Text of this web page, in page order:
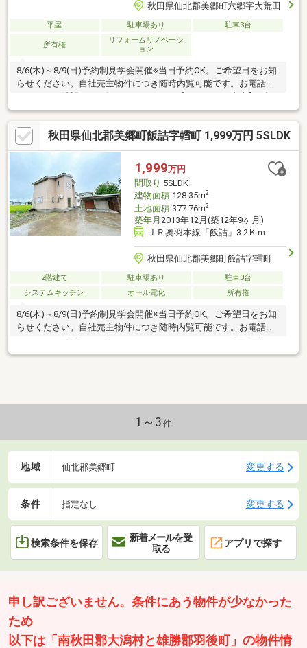
秋田県仙北郡美郷町六郷字大荒田
平屋 駐車場あり 駐車3台
所有権
リフォームリノベーシ
ョン
8/6(木)～8/9(日)予約制見学会開催※当日予約OK。ご希望日をお知
らせください。自社売主物件につき随時内覧可能です。お電話か
装工事システムキッチン交換、クッションフロア張替え、クリー
ニング、漏電点検、設備点検、雨漏り点検、漏水点検【おすすめ
ポイント】・雨漏り、構造上主要な部分の欠陥や・腐食、給排水
管の故障や漏水についてお引渡しより２年間保証・シロアリ防除
工事施工後5年間保証・返済額や融資可能額など、お客様のご希望
にあわせてご提案。住宅ローンが初めての方でもお気軽にご相談
ください【周辺施設】・町立六
秋田県仙北郡美郷町飯詰字轌町 1,999万円 5SLDK
1,999万円
間取り 5SLDK
建物面積128.35m2
土地面積377.76m2
築年月 2013年12月(築12年9ヶ月)
ＪＲ奥羽本線「飯詰」3.2Ｋｍ
秋田県仙北郡美郷町飯詰字轌町
2階建て 駐車場あり
駐車3台
システムキッチン
オール電化 所有権
8/6(木)～8/9(日)予約制見学会開催※当日予約OK。ご希望日をお知
らせください。自社売主物件につき随時内覧可能です。お電話か
18日以降はリフォーム住宅として販売する予定です。【おすすめ
設】・仙南小学校約400ｍ（徒歩5分）・美郷町中学校約5800ｍ・
イオンスーパーセンター美郷町店様約3900ｍ（車10分）
1～3 件
地域 仙北郡美郷町 変更する
条件 指定なし 変更する
検索条件を保存
新着メールを受
取る
アプリで探す
申し訳ございません。条件にあう物件が少なかった
ため
以下は「南秋田郡大潟村と雄勝郡羽後町」の物件情